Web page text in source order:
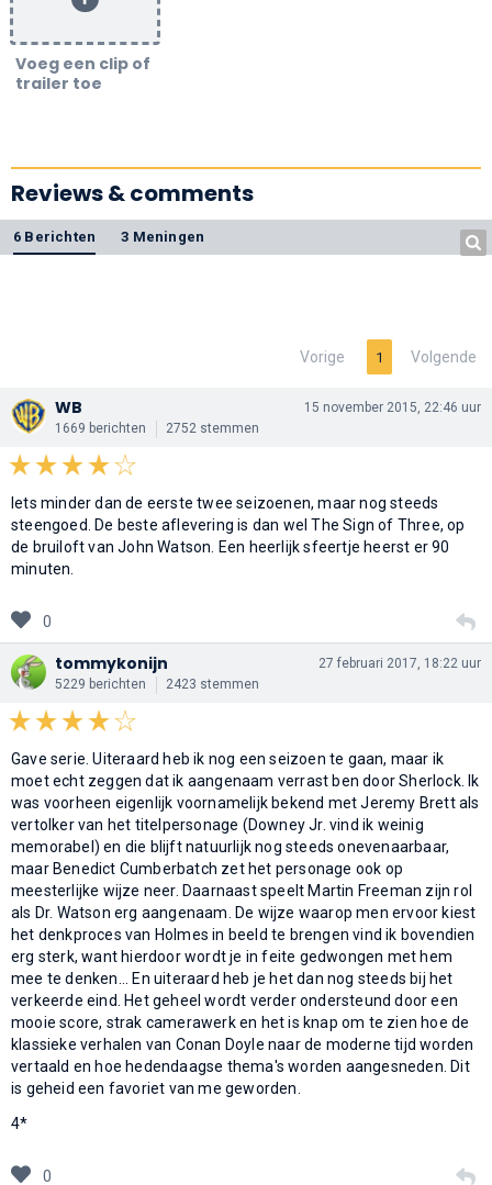
Voeg een clip of
trailer toe
Reviews & comments
6 Berichten 3 Meningen
Vorige 1 Volgende
WB
1669 berichten 2752 stemmen
15 november 2015, 22:46 uur
Iets minder dan de eerste twee seizoenen, maar nog steeds
steengoed. De beste aflevering is dan wel The Sign of Three, op
de bruiloft van John Watson. Een heerlijk sfeertje heerst er 90
minuten.
0
tommykonijn
5229 berichten 2423 stemmen
27 februari 2017, 18:22 uur
Gave serie. Uiteraard heb ik nog een seizoen te gaan, maar ik
moet echt zeggen dat ik aangenaam verrast ben door Sherlock. Ik
was voorheen eigenlijk voornamelijk bekend met Jeremy Brett als
vertolker van het titelpersonage (Downey Jr. vind ik weinig
memorabel) en die blijft natuurlijk nog steeds onevenaarbaar,
maar Benedict Cumberbatch zet het personage ook op
meesterlijke wijze neer. Daarnaast speelt Martin Freeman zijn rol
als Dr. Watson erg aangenaam. De wijze waarop men ervoor kiest
het denkproces van Holmes in beeld te brengen vind ik bovendien
erg sterk, want hierdoor wordt je in feite gedwongen met hem
mee te denken... En uiteraard heb je het dan nog steeds bij het
verkeerde eind. Het geheel wordt verder ondersteund door een
mooie score, strak camerawerk en het is knap om te zien hoe de
klassieke verhalen van Conan Doyle naar de moderne tijd worden
vertaald en hoe hedendaagse thema's worden aangesneden. Dit
is geheid een favoriet van me geworden.
4*
0